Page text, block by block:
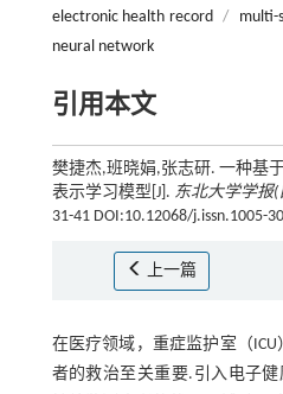
electronic health record / multi-
neural network
引用本文
樊捷杰,班晓娟,张志研. 一种基
表示学习模型[J]. 东北大学学报
31-41 DOI:10.12068/j.issn.1005-
上一篇
在医疗领域，重症监护室（
者的救治至关重要.引入电子健